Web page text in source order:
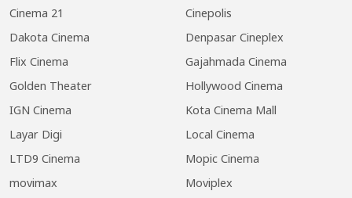
Cinema 21
Cinepolis
Dakota Cinema
Denpasar Cineplex
Flix Cinema
Gajahmada Cinema
Golden Theater
Hollywood Cinema
IGN Cinema
Kota Cinema Mall
Layar Digi
Local Cinema
LTD9 Cinema
Mopic Cinema
movimax
Moviplex